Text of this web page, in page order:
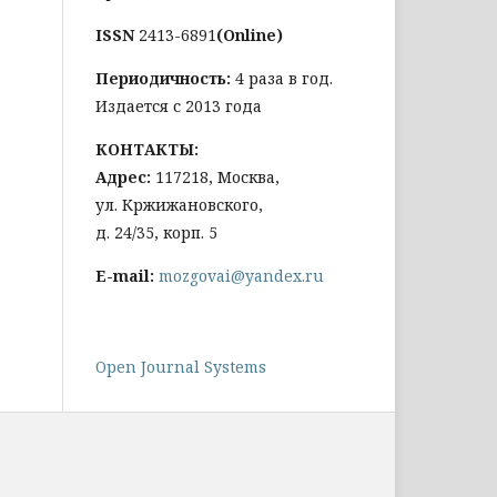
ISSN 2413-6891(Online)
Периодичность: 4 раза в год.
Издается с 2013 года
КОНТАКТЫ:
Адрес: 117218, Москва,
ул. Кржижановского,
д. 24/35, корп. 5
E-mail: mozgovai@yandex.ru
Open Journal Systems